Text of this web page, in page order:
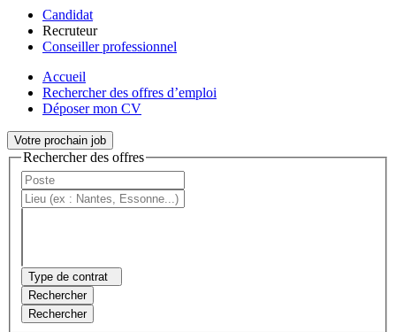
Candidat
Recruteur
Conseiller professionnel
Accueil
Rechercher des offres d’emploi
Déposer mon CV
Votre prochain job
Rechercher des offres
Type de contrat
Rechercher
Rechercher